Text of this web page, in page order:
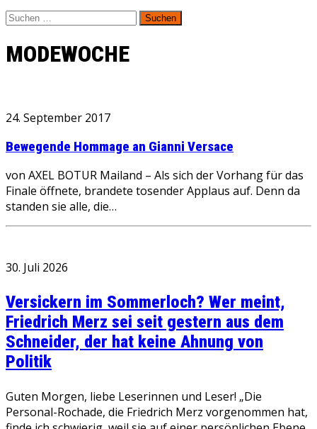
Suchen
nach:
MODEWOCHE
24. September 2017
Bewegende Hommage an Gianni Versace
von AXEL BOTUR Mailand – Als sich der Vorhang für das
Finale öffnete, brandete tosender Applaus auf. Denn da
standen sie alle, die…
30. Juli 2026
Versickern im Sommerloch? Wer meint,
Friedrich Merz sei seit gestern aus dem
Schneider, der hat keine Ahnung von
Politik
Guten Morgen, liebe Leserinnen und Leser! „Die
Personal-Rochade, die Friedrich Merz vorgenommen hat,